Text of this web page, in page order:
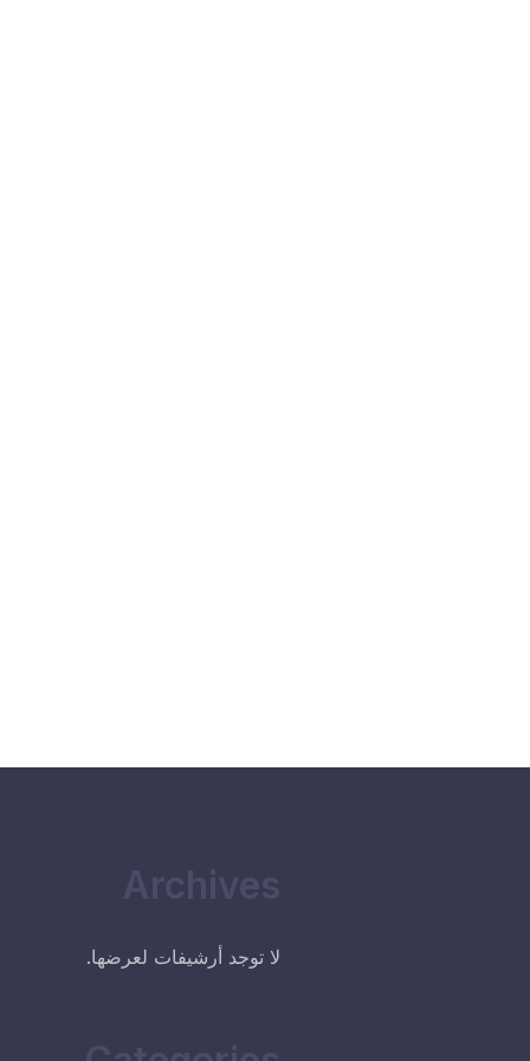
Archives
لا توجد أرشيفات لعرضها.